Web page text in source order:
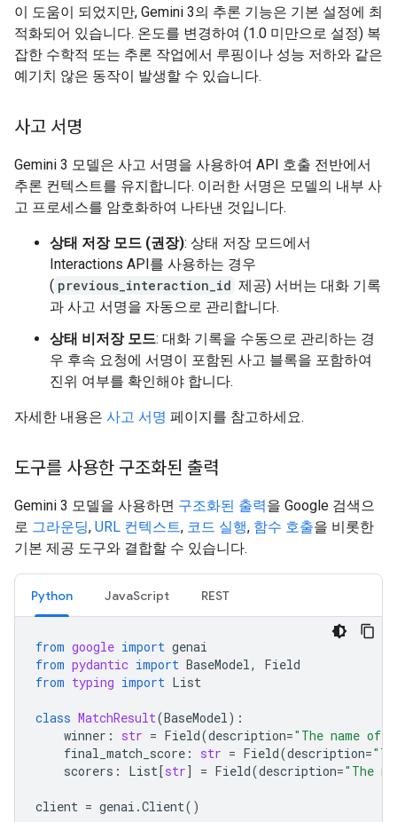
이 도움이 되었지만, Gemini 3의 추론 기능은 기본 설정에 최
적화되어 있습니다. 온도를 변경하여 (1.0 미만으로 설정) 복
잡한 수학적 또는 추론 작업에서 루핑이나 성능 저하와 같은
예기치 않은 동작이 발생할 수 있습니다.
사고 서명
Gemini 3 모델은 사고 서명을 사용하여 API 호출 전반에서
추론 컨텍스트를 유지합니다. 이러한 서명은 모델의 내부 사
고 프로세스를 암호화하여 나타낸 것입니다.
상태 저장 모드 (권장): 상태 저장 모드에서
Interactions API를 사용하는 경우
( previous_interaction_id 제공) 서버는 대화 기록
과 사고 서명을 자동으로 관리합니다.
상태 비저장 모드: 대화 기록을 수동으로 관리하는 경
우 후속 요청에 서명이 포함된 사고 블록을 포함하여
진위 여부를 확인해야 합니다.
자세한 내용은 사고 서명 페이지를 참고하세요.
도구를 사용한 구조화된 출력
Gemini 3 모델을 사용하면 구조화된 출력을 Google 검색으
로 그라운딩, URL 컨텍스트, 코드 실행, 함수 호출을 비롯한
기본 제공 도구와 결합할 수 있습니다.
Python JavaScript REST
from google import genai
from pydantic import BaseModel,
Field
from typing import List
class MatchResult(BaseModel):
winner : str = Field(description="The name of
final_match_score : str = Field(description=
scorers : List[str] = Field(description="The
client = genai .Client()